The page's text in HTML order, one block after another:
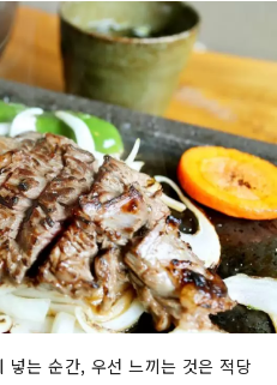
넣는 순간, 우선 느끼는 것은 적당